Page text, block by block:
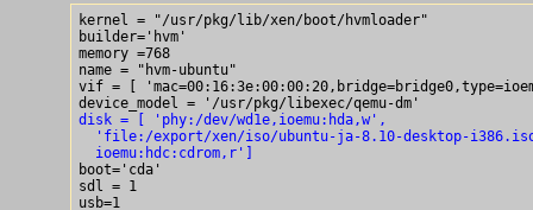
kernel = "/usr/pkg/lib/xen/boot/hvmloader"
builder='hvm'
memory =768
name = "hvm-ubuntu"
vif = [
disk = [ 'phy:/dev/wd1e,ioemu:hda,w',
'file:/export/xen/iso/ubuntu-ja-8.10-desktop-
  ioemu:hdc:cdrom,r']
boot='cda'
sdl = 1
usb=1